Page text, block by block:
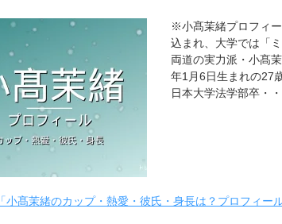
※小髙茉緒プロフィ
込まれ、大学では「
両道の実力派・小髙
年1月6日生まれの27
日本大学法学部卒・・
「小髙茉緒のカップ・熱愛・彼氏・身長は？プロフィー